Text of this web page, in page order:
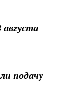
августа
подачу